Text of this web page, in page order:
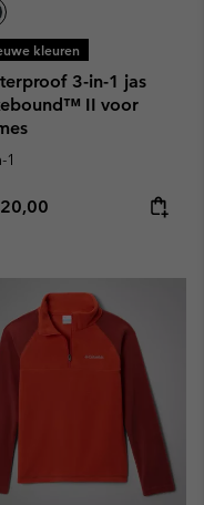
kleuren
3-in-1 jas
II voor
1
price: